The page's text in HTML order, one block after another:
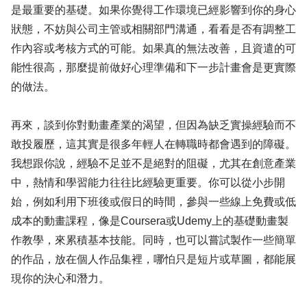
是最重要的基礎。如果你覺得工作環境已經影響到你的身心
狀態，不妨與公司主管或相關部門溝通，看看是否有調整工
作內容或考核方式的可能。如果真的無法改善，且資遣的可
能性很高，那麼提前做好心理準備和下一步計畫會是更實際
的做法。
再來，談到你對動畫產業的渴望，但因為缺乏實操經驗而不
敢投履歷，這其實是很多年輕人在轉職時都會遇到的障礙。
我想跟你說，經驗不足並不是絕對的阻礙，尤其在創意產業
中，熱情和學習能力往往比經驗更重要。你可以從小步開
始，例如利用下班後或假日的時間，參與一些線上免費或低
成本的動畫課程，像是Coursera或Udemy上的基礎動畫製
作教學，來累積基本技能。同時，也可以嘗試製作一些簡單
的作品，放在個人作品集裡，哪怕只是短片或草圖，都能展
現你的決心和潛力。